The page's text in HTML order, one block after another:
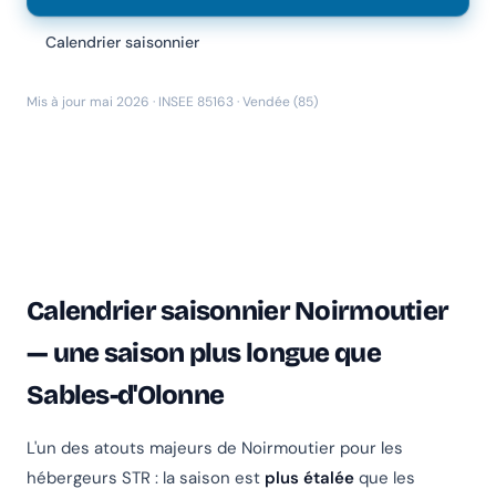
Calendrier saisonnier
Mis à jour mai 2026 · INSEE 85163 · Vendée (85)
Calendrier saisonnier Noirmoutier
— une saison plus longue que
Sables-d'Olonne
L'un des atouts majeurs de Noirmoutier pour les
hébergeurs STR : la saison est plus étalée que les